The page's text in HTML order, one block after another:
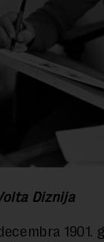
Diznija
1901.